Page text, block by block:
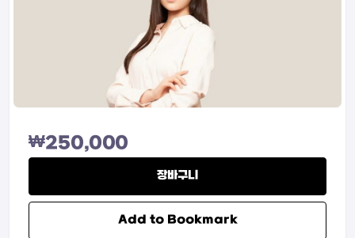
₩250,000
장바구니
Add to Bookmark